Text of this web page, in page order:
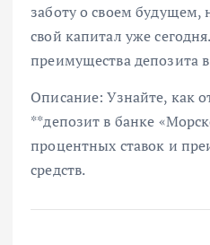
заботу о своем
свой капитал уже
преимущества депозита
Описание: Узнайте, как
**депозит в банке
процентных ставок и
средств.